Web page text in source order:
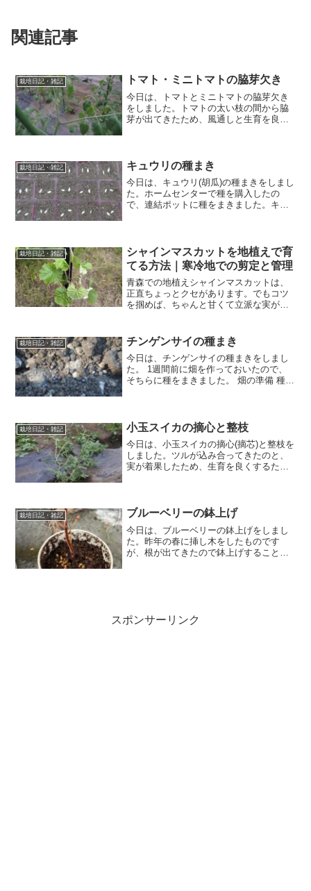
関連記事
栽培日記・雑記 トマト・ミニトマトの脇芽欠き
今日は、トマトとミニトマトの脇芽欠き
をしました。トマトの太い枝の間から脇
芽が出てきたため、風通しと生育を良く
り、風通しも悪くなるた...
栽培日記・雑記 キュウリの種まき
今日は、キュウリ(胡瓜)の種まきをしまし
た。ホームセンターで種を購入したの
で、連結ポットに種をまきました。キュ
裏面の種まき時期...
栽培日記・雑記
シャインマスカットを地植えで育
てる方法｜寒冷地での剪定と管理
青森での地植えシャインマスカットは、
正直ちょっとクセがあります。でもコツ
を掴めば、ちゃんと甘くて立派な実がで
めます。地植えは“伸びすぎる”のが最大の
特徴鉢植えと違って、...
栽培日記・雑記 チンゲンサイの種まき
今日は、チンゲンサイの種まきをしまし
た。 1週間前に畑を作っておいたので、
そちらに種をまきました。 畑の準備 種ま
高さ10cm...
栽培日記・雑記 小玉スイカの摘心と整枝
今日は、小玉スイカの摘心(摘芯)と整枝を
しました。ツルが込み合ってきたのと、
実が着果したため、生育を良くするため
枝方法摘心の方法摘心...
栽培日記・雑記 ブルーベリーの鉢上げ
今日は、ブルーベリーの鉢上げをしまし
た。昨年の春に挿し木をしたものです
が、根が出てきたので鉢上げすることに
スポンサーリンク